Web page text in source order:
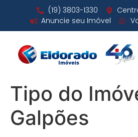
(19) 3803-1330
Anuncie seu Imóvel
Tipo do
Galpões